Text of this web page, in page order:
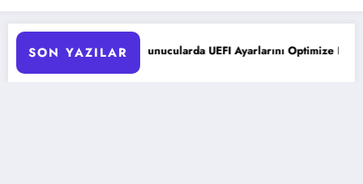
SON YAZILAR
HPE ProLiant Sunucularda UEFI Ayarlarını Optimize Etme